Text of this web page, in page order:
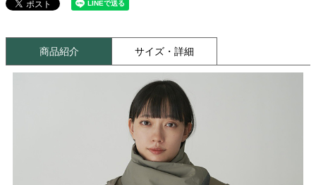
商品紹介 サイズ・詳細